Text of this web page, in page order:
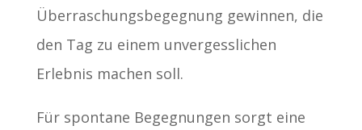
Überraschungsbegegnung gewinnen, die
den Tag zu einem unvergesslichen
Erlebnis machen soll.
Für spontane Begegnungen sorgt eine